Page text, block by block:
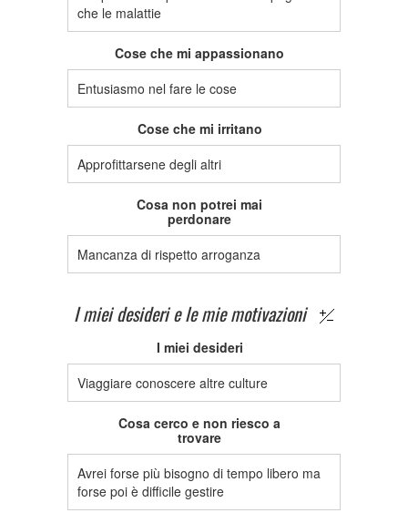
che le malattie
Cose che mi appassionano
Entusiasmo nel fare le cose
Cose che mi irritano
Approfittarsene degli altri
Cosa non potrei mai
perdonare
Mancanza di rispetto arroganza
I miei desideri e le mie motivazioni
I miei desideri
Viaggiare conoscere altre culture
Cosa cerco e non riesco a
trovare
Avrei forse più bisogno di tempo libero ma
forse poi è difficile gestire